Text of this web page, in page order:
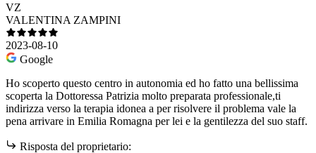
VZ
VALENTINA ZAMPINI
2023-08-10
Google
Ho scoperto questo centro in autonomia ed ho fatto una bellissima
scoperta la Dottoressa Patrizia molto preparata professionale,ti
indirizza verso la terapia idonea a per risolvere il problema vale la
pena arrivare in Emilia Romagna per lei e la gentilezza del suo staff.
Risposta del proprietario: